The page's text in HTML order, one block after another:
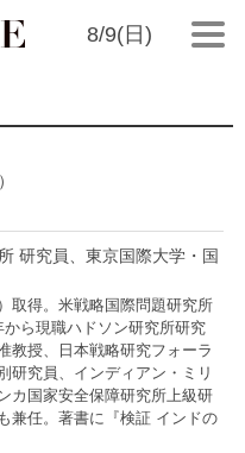
8/9(日)
研究員、東京国際大学・国
取得。米戦略国際問題研究所
から現職ハドソン研究所研究
教授、日本戦略研究フォーラ
研究員、インディアン・ミリ
カ国家安全保障研究所上級研
兼任。著書に『検証 インドの